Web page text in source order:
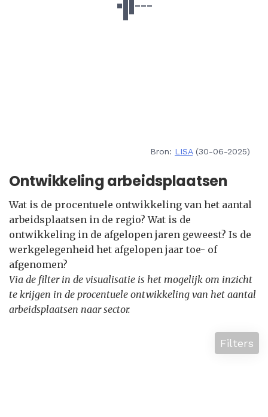
Bron: LISA(30-06-2025)
Ontwikkeling arbeidsplaatsen
Wat is de procentuele ontwikkeling van het aantal
arbeidsplaatsen in de regio? Wat is de
ontwikkeling in de afgelopen jaren geweest? Is de
werkgelegenheid het afgelopen jaar toe- of
afgenomen?
Via de filter in de visualisatie is het mogelijk om inzicht
te krijgen in de procentuele ontwikkeling van het aantal
arbeidsplaatsen naar sector.
Filters